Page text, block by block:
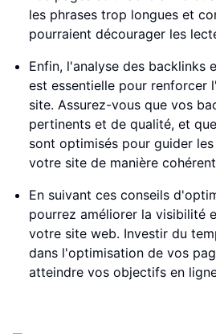
les phrases trop longues et
pourraient décourager les
Enfin, l'analyse des backlinks
est essentielle pour renforcer
site. Assurez-vous que vos
pertinents et de qualité, et
sont optimisés pour guider
votre site de manière
En suivant ces conseils
pourrez améliorer la visibilité
votre site web. Investir du
dans l'optimisation de vos
atteindre vos objectifs en